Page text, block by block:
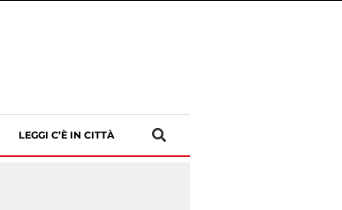
LEGGI C’È IN CITTÀ